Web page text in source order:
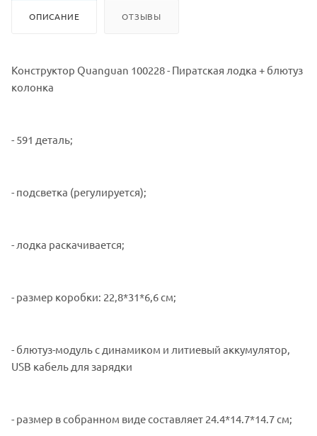
ОПИСАНИЕ ОТЗЫВЫ
Конструктор Quanguan 100228 - Пиратская лодка + блютуз
колонка
- 591 деталь;
- подсветка (регулируется);
- лодка раскачивается;
- размер коробки: 22,8*31*6,6 см;
- блютуз-модуль с динамиком и литиевый аккумулятор,
USB кабель для зарядки
- размер в собранном виде составляет 24.4*14.7*14.7 см;